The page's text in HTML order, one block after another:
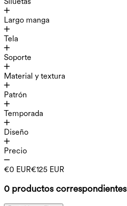
Largo manga
Tela
Soporte
Material y textura
Patrón
Temporada
Diseño
Precio
€0 EUR€125 EUR
0 productos correspondientes